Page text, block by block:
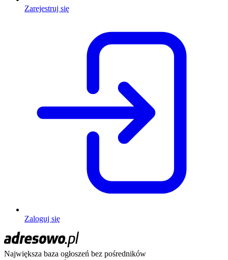
Zarejestruj się
Zaloguj się
Największa baza ogłoszeń bez pośredników